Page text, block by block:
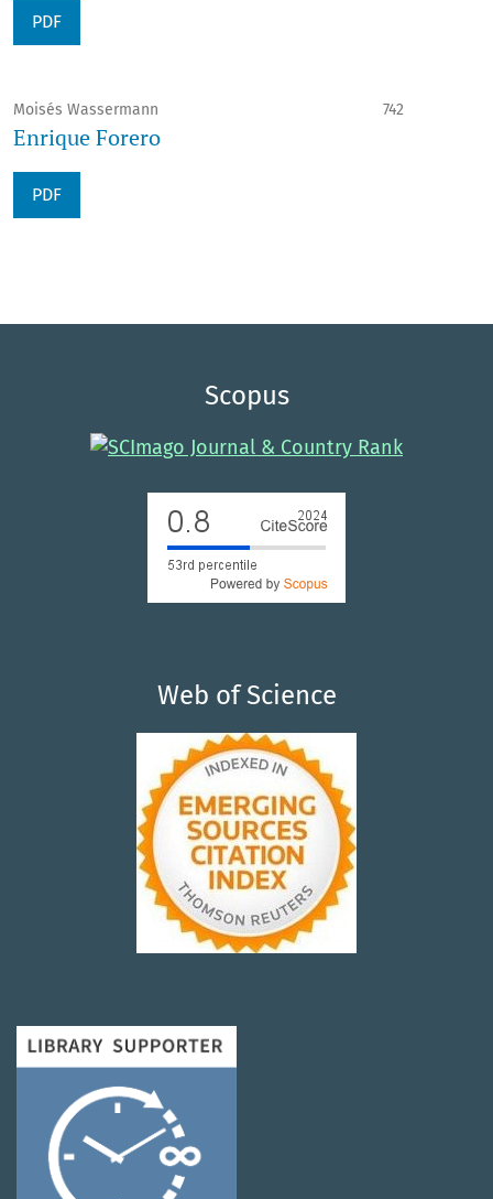
PDF
Moisés Wassermann 742
Enrique Forero
PDF
Scopus
Web of Science